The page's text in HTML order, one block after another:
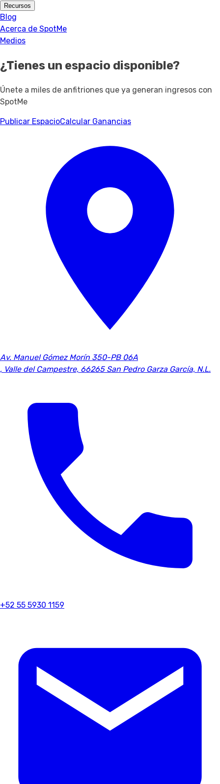
Recursos
Blog
Acerca de SpotMe
Medios
¿Tienes un espacio disponible?
Únete a miles de anfitriones que ya generan ingresos con
SpotMe
Publicar EspacioCalcular Ganancias
Av. Manuel Gómez Morín 350-PB 06A
, Valle del Campestre, 66265 San Pedro Garza García, N.L.
+52 55 5930 1159